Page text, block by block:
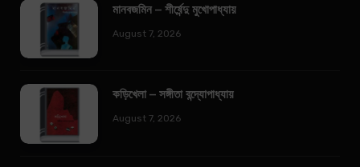
মানবজমিন – শীর্ষেন্দু মুখোপাধ্যায়
August 7, 2026
কড়িখেলা – সঙ্গীতা বন্দ্যোপাধ্যায়
August 7, 2026